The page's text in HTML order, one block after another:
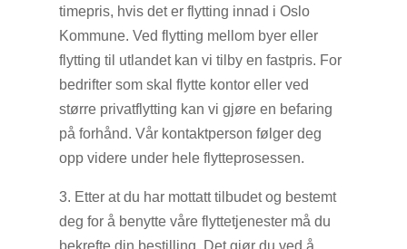
timepris, hvis det er flytting innad i Oslo
Kommune. Ved flytting mellom byer eller
flytting til utlandet kan vi tilby en fastpris. For
bedrifter som skal flytte kontor eller ved
større privatflytting kan vi gjøre en befaring
på forhånd. Vår kontaktperson følger deg
opp videre under hele flytteprosessen.
3. Etter at du har mottatt tilbudet og bestemt
deg for å benytte våre flyttetjenester må du
bekrefte din bestilling. Det gjør du ved å